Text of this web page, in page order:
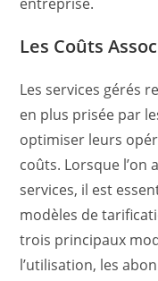
Les Coûts
Les services gérés
en plus prisée par
optimiser leurs
coûts. Lorsque l’on
services, il est
modèles de
trois principaux
l’utilisation, les